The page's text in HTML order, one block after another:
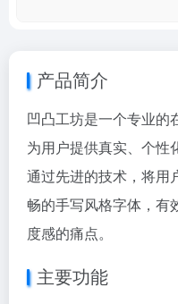
产品简介
凹凸工坊是一个专业的
为用户提供真实、个性
通过先进的技术，将用
畅的手写风格字体，有
度感的痛点。
主要功能